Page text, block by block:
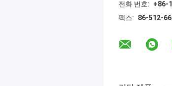
전화 번호:
+86-
팩스:
86-512-